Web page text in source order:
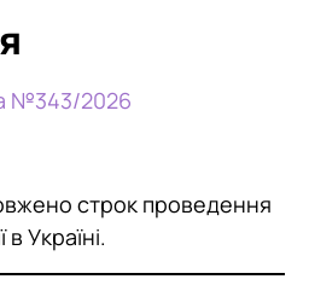
№343/2026
строк проведення
в Україні.